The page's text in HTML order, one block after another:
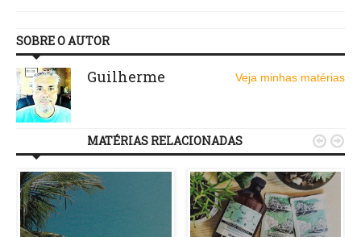
SOBRE O AUTOR
Guilherme Veja minhas matérias
MATÉRIAS RELACIONADAS  